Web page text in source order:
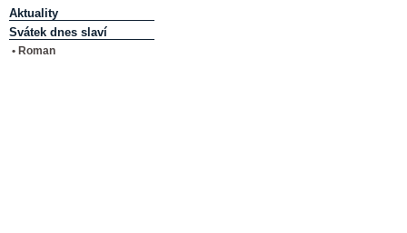
Aktuality
Svátek dnes slaví
• Roman